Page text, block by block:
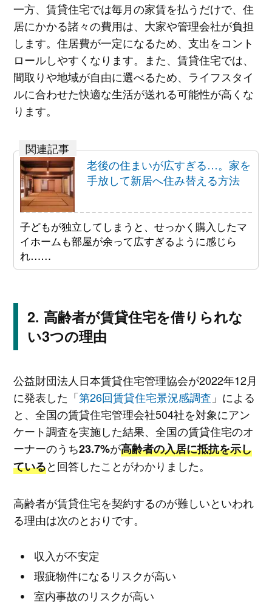
一方、賃貸住宅では毎月の家賃を払うだけで、住
居にかかる諸々の費用は、大家や管理会社が負担
します。住居費が一定になるため、支出をコント
ロールしやすくなります。また、賃貸住宅では、
間取りや地域が自由に選べるため、ライフスタイ
ルに合わせた快適な生活が送れる可能性が高くな
ります。
老後の住まいが広すぎる…。家を
手放して新居へ住み替える方法
子どもが独立してしまうと、せっかく購入したマ
イホームも部屋が余って広すぎるように感じら
れ……
高齢者が賃貸住宅を借りられな
い3つの理由
公益財団法人日本賃貸住宅管理協会が2022年12月
に発表した「第26回賃貸住宅景況感調査 」による
と、全国の賃貸住宅管理会社504社を対象にアン
ケート調査を実施した結果、全国の賃貸住宅のオ
ーナーのうち23.7%が高齢者の入居に抵抗を示し
ていると回答したことがわかりました。
高齢者が賃貸住宅を契約するのが難しいといわれ
る理由は次のとおりです。
収入が不安定
瑕疵物件になるリスクが高い
室内事故のリスクが高い